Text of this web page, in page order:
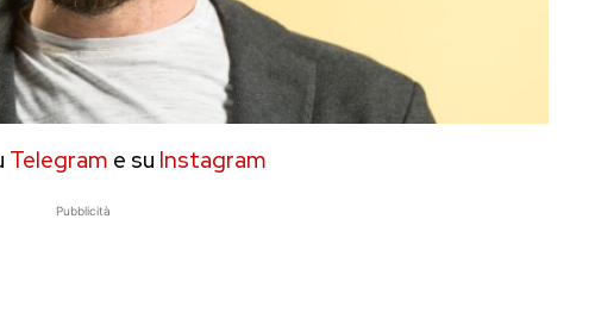
Telegram e su Instagram
Pubblicità